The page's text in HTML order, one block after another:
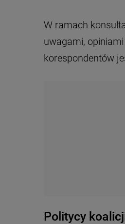
W ramach
uwagami,
korespondentów
Politycy